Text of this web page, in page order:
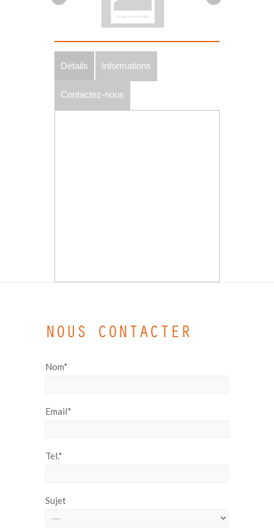
Détails Informations
Contactez-nous
NOUS CONTACTER
Nom*
Email*
Tel.*
Sujet